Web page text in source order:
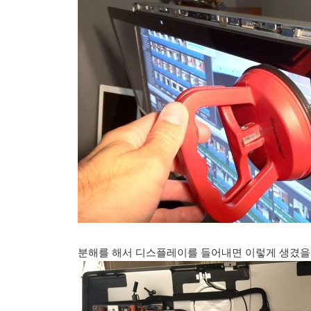
분해를 해서 디스플레이를 들어내면 이렇게 생겼